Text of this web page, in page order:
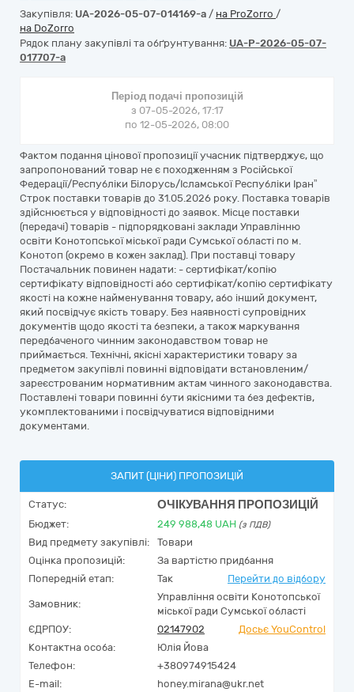
Закупівля: UA-2026-05-07-014169-a / на ProZorro /
на DoZorro
Рядок плану закупівлі та обґрунтування: UA-P-2026-05-07-
017707-a
Період подачі пропозицій
з 07-05-2026, 17:17
по 12-05-2026, 08:00
Фактом подання цінової пропозиції учасник підтверджує, що
запропонований товар не є походженням з Російської
Федерації/Республіки Білорусь/Ісламської Республіки Іран”
Строк поставки товарів до 31.05.2026 року. Поставка товарів
здійснюється у відповідності до заявок. Місце поставки
(передачі) товарів - підпорядковані заклади Управлінню
освіти Конотопської міської ради Сумської області по м.
Конотоп (окремо в кожен заклад). При поставці товару
Постачальник повинен надати: - сертифікат/копію
сертифікату відповідності або сертифікат/копію сертифікату
якості на кожне найменування товару, або інший документ,
який посвідчує якість товару. Без наявності супровідних
документів щодо якості та безпеки, а також маркування
передбаченого чинним законодавством товар не
приймається. Технічні, якісні характеристики товару за
предметом закупівлі повинні відповідати встановленим/
зареєстрованим нормативним актам чинного законодавства.
Поставлені товари повинні бути якісними та без дефектів,
укомплектованими і посвідчуватися відповідними
документами.
ЗАПИТ (ЦІНИ) ПРОПОЗИЦІЙ
Статус: ОЧІКУВАННЯ ПРОПОЗИЦІЙ
Бюджет: 249 988,48 UAH (з ПДВ)
Вид предмету закупівлі:
Товари
Оцінка пропозицій:
За вартістю придбання
Попередній етап:
Так Перейти до відбору
Замовник:
Управління освіти Конотопської
міської ради Сумської області
ЄДРПОУ:
02147902
Досьє YouControl
Контактна особа:
Юлія Йова
Телефон:
+380974915424
E-mail:
honey.mirana@ukr.net